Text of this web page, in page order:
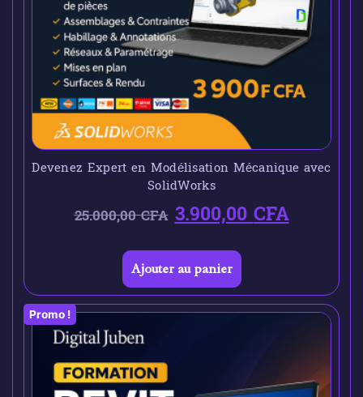
Devenez Expert en Modélisation Mécanique avec
SolidWorks
25.000,00CFA 3.900,00CFA
Ajouter au panier
Promo !